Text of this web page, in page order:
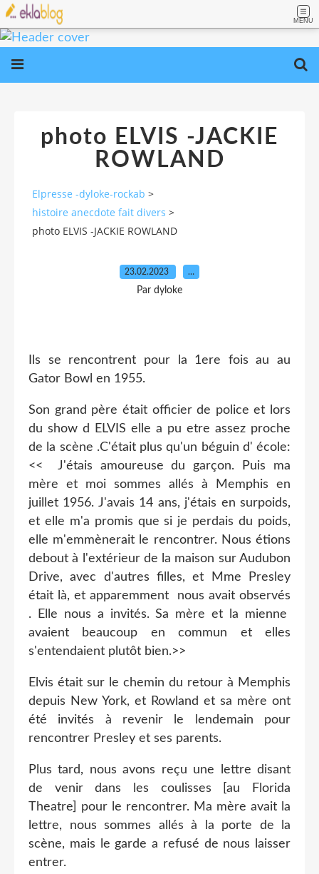
MENU
photo ELVIS -JACKIE
ROWLAND
Elpresse -dyloke-rockab >
histoire anecdote fait divers >
photo ELVIS -JACKIE ROWLAND
23.02.2023 …
Par dyloke
Ils se rencontrent pour la 1ere fois au au
Gator Bowl en 1955.
Son grand père était officier de police et lors
du show d ELVIS elle a pu etre assez proche
de la scène .C'était plus qu'un béguin d' école:
<< J'étais amoureuse du garçon. Puis ma
mère et moi sommes allés à Memphis en
juillet 1956. J'avais 14 ans, j'étais en surpoids,
et elle m'a promis que si je perdais du poids,
elle m'emmènerait le rencontrer. Nous étions
debout à l'extérieur de la maison sur Audubon
Drive, avec d'autres filles, et Mme Presley
était là, et apparemment nous avait observés
. Elle nous a invités. Sa mère et la mienne
avaient beaucoup en commun et elles
s'entendaient plutôt bien.>>
Elvis était sur le chemin du retour à Memphis
depuis New York, et Rowland et sa mère ont
été invités à revenir le lendemain pour
rencontrer Presley et ses parents.
Plus tard, nous avons reçu une lettre disant
de venir dans les coulisses [au Florida
Theatre] pour le rencontrer. Ma mère avait la
lettre, nous sommes allés à la porte de la
scène, mais le garde a refusé de nous laisser
entrer.